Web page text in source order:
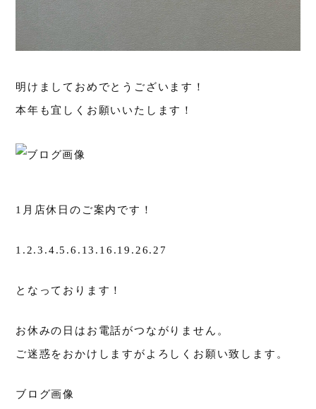
明けましておめでとうございます！
本年も宜しくお願いいたします！
1月店休日のご案内です！
1.2.3.4.5.6.13.16.19.26.27
となっております！
お休みの日はお電話がつながりません。
ご迷惑をおかけしますがよろしくお願い致します。
ブログ画像